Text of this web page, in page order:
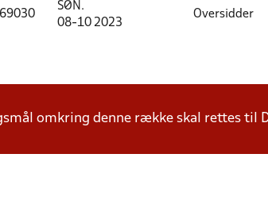
SØN.
08-10 2023
Oversidder
omkring denne række skal rettes til